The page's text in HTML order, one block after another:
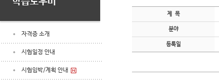
자격증 소개
시험일정 안내
시험임박/계획 안내
제 목
분야
등록일